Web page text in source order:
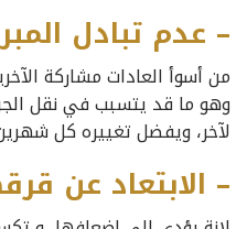
– عدم تبادل
من أسوأ العادات مشاركة
وهو ما قد يتسبب في نقل
لآخر، ويفضل تغييره كل
– الابتعاد عن